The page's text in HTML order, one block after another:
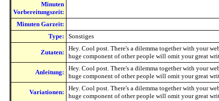
Minuten
Vorbereitungszeit:
Minuten Garzeit:
Type:
Sonstiges
Zutaten:
Hey. Cool post. There's a dilemma together with your
huge component of other people will omit your great
Anleitung:
Hey. Cool post. There's a dilemma together with your
huge component of other people will omit your great
Variationen:
Hey. Cool post. There's a dilemma together with your
huge component of other people will omit your great